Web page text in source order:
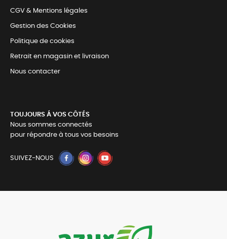
CGV & Mentions légales
Gestion des Cookies
Politique de cookies
Retrait en magasin et livraison
Nous contacter
TOUJOURS Á VOS CÔTÉS
Nous sommes connectés
pour répondre à tous vos besoins
SUIVEZ-NOUS